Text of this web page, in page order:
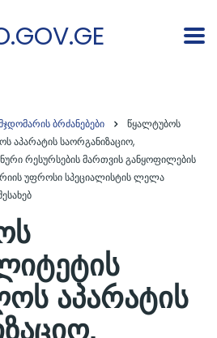
ბრძანებები
წყალტუბოს
აპარატის საორგანიზაციო,
რესურსების მართვის განყოფილების
უფროსი სპეციალისტის ლელა
აპარატის